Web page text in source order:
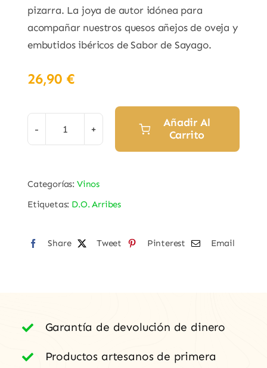
pizarra. La joya de autor idónea para
acompañar nuestros quesos añejos de oveja y
embutidos ibéricos de Sabor de Sayago.
26,90 €
Vino
"Sabaria"
Bruñal
Arribes
Añadir Al
Carrito
Categorías: Vinos
Etiquetas: D.O. Arribes
Share Tweet Pinterest Email
Garantía de devolución de dinero
Productos artesanos de primera